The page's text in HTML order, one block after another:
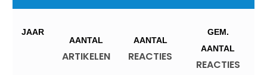
JAAR
AANTAL
ARTIKELEN
AANTAL
REACTIES
GEM.
AANTAL
REACTIES